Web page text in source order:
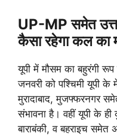
UP-MP समेत
कैसा रहेगा कल
यूपी में मौसम का बहुरंगी
जनवरी को पश्चिमी यूपी के
मुरादाबाद, मुजफ्फरनगर
संभावना है। वहीं यूपी के
बाराबंकी, व बहराइच